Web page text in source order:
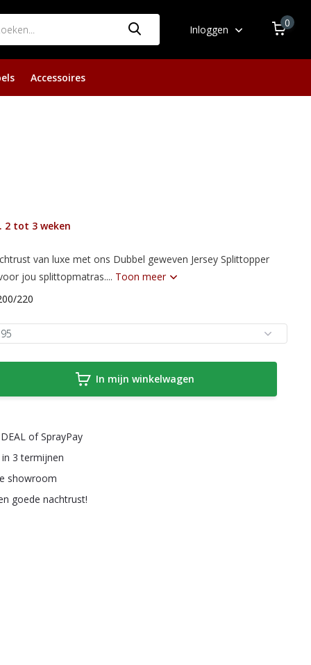
Inloggen
0
Accessoires
2 tot 3 weken
van luxe met ons Dubbel geweven Jersey Splittopper
jou splittopmatras.... Toon meer
220
In mijn winkelwagen
of SprayPay
3 termijnen
showroom
goede nachtrust!